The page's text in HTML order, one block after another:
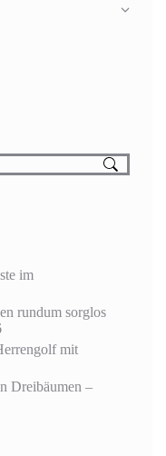
im
rundum sorglos
mit
Dreibäumen –